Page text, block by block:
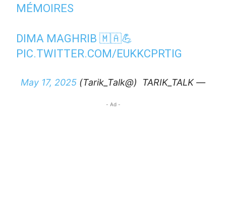
MÉMOIRES
DIMA MAGHRIB 🇲🇦💪
PIC.TWITTER.COM/EUKKCPRTIG
— TARIK_TALK ‏ (@Tarik_Talk)
May 17, 2025
- Ad -